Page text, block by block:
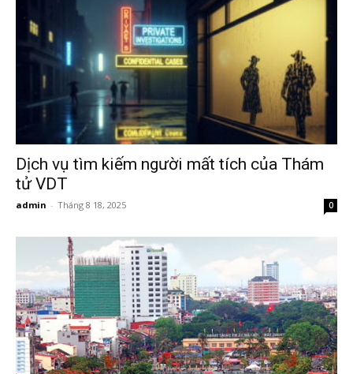
phòng,
giss
Dịch vụ tìm kiếm người mất tích của Thám
tử VDT
admin - Tháng 8 18, 2025 0